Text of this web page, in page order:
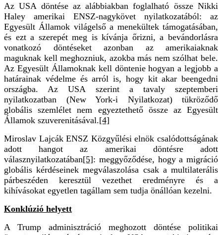
Az USA döntése az alábbiakban foglalható össze Nikki
Haley amerikai ENSZ-nagykövet nyilatkozatából: az
Egyesült Államok világelső a menekültek támogatásában,
és ezt a szerepét meg is kívánja őrizni, a bevándorlásra
vonatkozó döntéseket azonban az amerikaiaknak
maguknak kell meghozniuk, azokba más nem szólhat bele.
Az Egyesült Államoknak kell döntenie hogyan a legjobb a
határainak védelme és arról is, hogy kit akar beengedni
országba. Az USA szerint a tavaly szeptemberi
nyilatkozatban (New York-i Nyilatkozat) tükröződő
globális szemlélet nem egyeztethető össze az Egyesült
Államok szuverenitásával.[4]
Miroslav Lajcák ENSZ Közgyűlési elnök csalódottságának
adott hangot az amerikai döntésre adott
válasznyilatkozatában[5]: meggyőződése, hogy a migráció
globális kérdéseinek megválaszolása csak a multilaterális
párbeszéden keresztül vezethet eredményre és a
kihívásokat egyetlen tagállam sem tudja önállóan kezelni.
Konklúzió helyett
A Trump adminisztráció meghozott döntése politikai